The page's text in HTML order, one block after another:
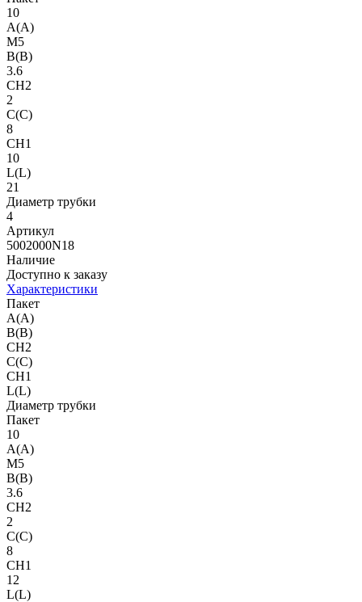
10
A(A)
M5
B(B)
3.6
CH2
2
C(C)
8
CH1
10
L(L)
21
Диаметр трубки
4
Артикул
5002000N18
Наличие
Доступно к заказу
Характеристики
Пакет
A(A)
B(B)
CH2
C(C)
CH1
L(L)
Диаметр трубки
Пакет
10
A(A)
M5
B(B)
3.6
CH2
2
C(C)
8
CH1
12
L(L)